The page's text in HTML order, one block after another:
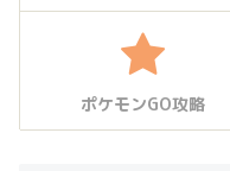
ポケモンGO攻略